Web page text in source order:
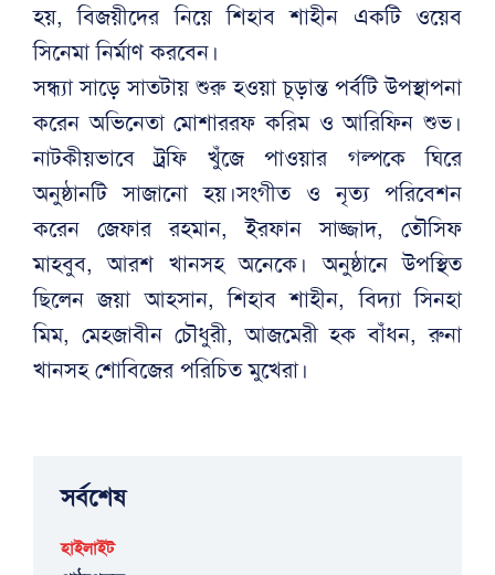
হয়, বিজয়ীদের নিয়ে শিহাব শাহীন একটি ওয়েব
সিনেমা নির্মাণ করবেন।
সন্ধ্যা সাড়ে সাতটায় শুরু হওয়া চূড়ান্ত পর্বটি উপস্থাপনা
করেন অভিনেতা মোশাররফ করিম ও আরিফিন শুভ।
নাটকীয়ভাবে ট্রফি খুঁজে পাওয়ার গল্পকে ঘিরে
অনুষ্ঠানটি সাজানো হয়।সংগীত ও নৃত্য পরিবেশন
করেন জেফার রহমান, ইরফান সাজ্জাদ, তৌসিফ
মাহবুব, আরশ খানসহ অনেকে। অনুষ্ঠানে উপস্থিত
ছিলেন জয়া আহসান, শিহাব শাহীন, বিদ্যা সিনহা
মিম, মেহজাবীন চৌধুরী, আজমেরী হক বাঁধন, রুনা
খানসহ শোবিজের পরিচিত মুখেরা।
সর্বশেষ
হাইলাইট